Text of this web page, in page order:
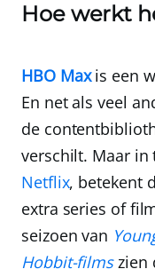
Hoe werkt
HBO Maxis een
En net als veel
de
verschilt. Maar
Netflix, betekent
extra series of
seizoen van
Hobbit-films zien